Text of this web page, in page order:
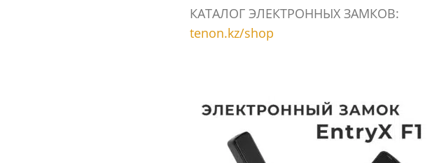
КАТАЛОГ ЭЛЕКТРОННЫХ ЗАМКОВ:
tenon.kz/shop